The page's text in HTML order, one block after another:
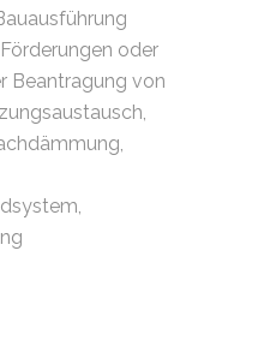
oder
Beantragung von